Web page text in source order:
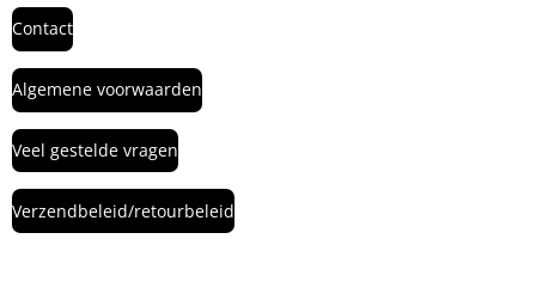
Contact
Algemene voorwaarden
Veel gestelde vragen
Verzendbeleid/retourbeleid